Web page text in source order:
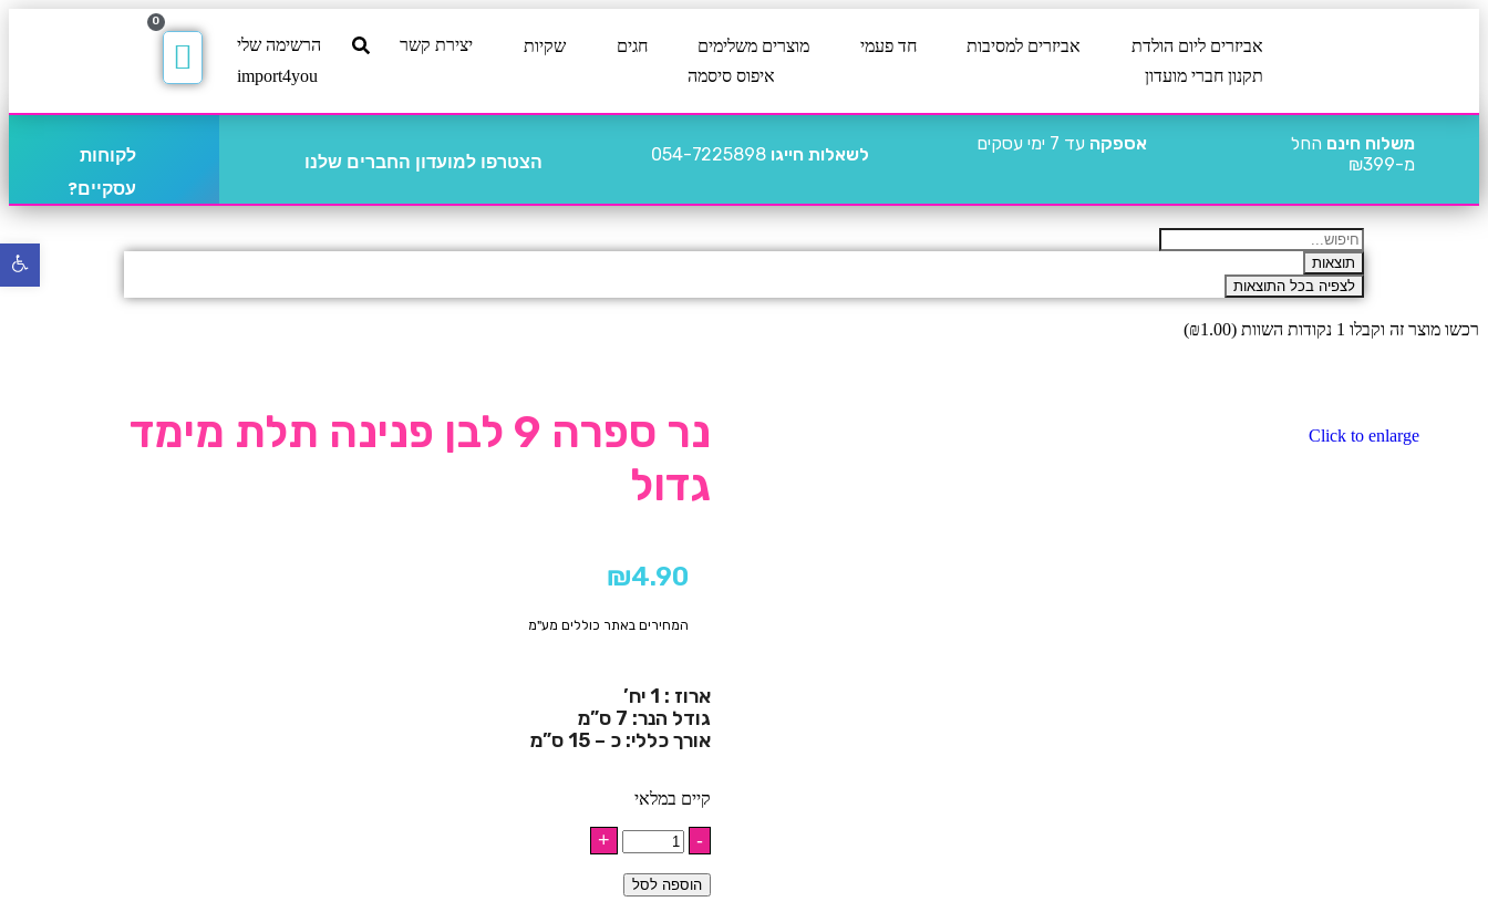
אביזרים ליום הולדת אביזרים למסיבות חד פעמי מוצרים משלימים חגים שקיות יצירת קשר
הרשימה שלי
תקנון חברי מועדון
איפוס סיסמה import4you
0
משלוח חינם החל
מ-₪399
אספקה עד 7 ימי עסקים
לשאלות חייגו 054-7225898 הצטרפו למועדון החברים שלנו
לקוחות
עסקיים?
תוצאות
לצפיה בכל התוצאות
רכשו מוצר זה וקבלו 1 נקודות השוות ( ₪1.00
)
Click to enlarge
נר ספרה 9 לבן פנינה תלת מימד
גדול
₪4.90
המחירים באתר כוללים מע"מ
ארוז : 1 יח’
גודל הנר: 7 ס”מ
אורך כללי: כ – 15 ס”מ
קיים במלאי
הוספה לסל
פתח